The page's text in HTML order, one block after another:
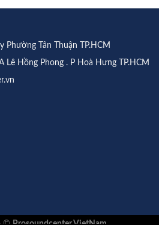
Phường Tân Thuận TP.HCM
Lê Hồng Phong . P Hoà Hưng TP.HCM